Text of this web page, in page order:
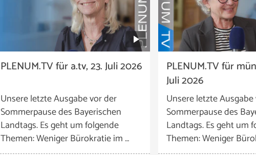
PLENUM.TV für a.tv, 23. Juli 2026
Unsere letzte Ausgabe vor der
Sommerpause des Bayerischen
Landtags. Es geht um folgende
Themen: Weniger Bürokratie im …
PLENUM.TV für
Juli 2026
Unsere letzte
Sommerpause des
Landtags. Es geht um
Themen: Weniger